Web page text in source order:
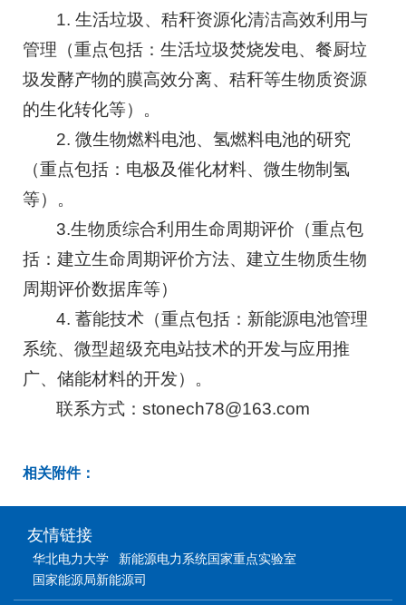
1. 生活垃圾、秸秆资源化清洁高效利用与
管理（重点包括：生活垃圾焚烧发电、餐厨垃
圾发酵产物的膜高效分离、秸秆等生物质资源
的生化转化等）。
2. 微生物燃料电池、氢燃料电池的研究
（重点包括：电极及催化材料、微生物制氢
等）。
3.生物质综合利用生命周期评价（重点包
括：建立生命周期评价方法、建立生物质生物
周期评价数据库等）
4. 蓄能技术（重点包括：新能源电池管理
系统、微型超级充电站技术的开发与应用推
广、储能材料的开发）。
联系方式：stonech78@163.com
相关附件：
友情链接
华北电力大学
新能源电力系统国家重点实验室
国家能源局新能源司